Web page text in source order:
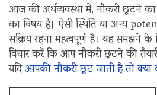
आज की अर्थव्यवस्था में, नौकरी छूटने
का विषय है। ऐसी स्थिति या अन्य
सक्रिय रहना महत्वपूर्ण है। यह समझने के
विचार करें कि आप नौकरी छूटने की
यदिआपकी नौकरी छूट जाती है तो क्या